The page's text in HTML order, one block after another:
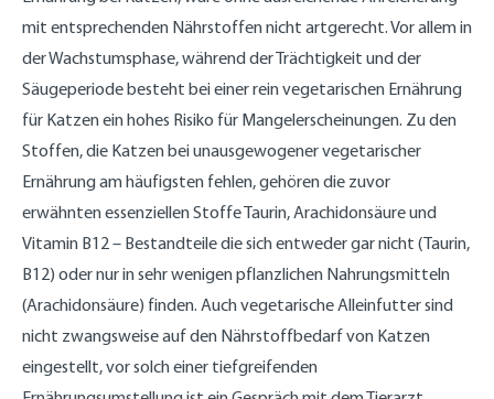
mit entsprechenden Nährstoffen nicht artgerecht. Vor allem in
der Wachstumsphase, während der Trächtigkeit und der
Säugeperiode besteht bei einer rein vegetarischen Ernährung
für Katzen ein hohes Risiko für Mangelerscheinungen. Zu den
Stoffen, die Katzen bei unausgewogener vegetarischer
Ernährung am häufigsten fehlen, gehören die zuvor
erwähnten essenziellen Stoffe Taurin, Arachidonsäure und
Vitamin B12 – Bestandteile die sich entweder gar nicht (Taurin,
B12) oder nur in sehr wenigen pflanzlichen Nahrungsmitteln
(Arachidonsäure) finden. Auch vegetarische Alleinfutter sind
nicht zwangsweise auf den Nährstoffbedarf von Katzen
eingestellt, vor solch einer tiefgreifenden